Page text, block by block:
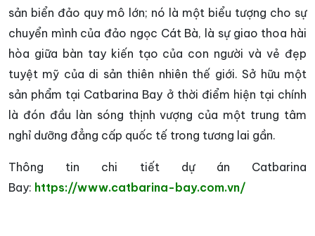
sản biển đảo quy mô lớn; nó là một biểu tượng cho sự
chuyển mình của đảo ngọc Cát Bà, là sự giao thoa hài
hòa giữa bàn tay kiến tạo của con người và vẻ đẹp
tuyệt mỹ của di sản thiên nhiên thế giới. Sở hữu một
sản phẩm tại Catbarina Bay ở thời điểm hiện tại chính
là đón đầu làn sóng thịnh vượng của một trung tâm
nghỉ dưỡng đẳng cấp quốc tế trong tương lai gần.
Thông tin chi tiết dự án Catbarina
Bay: https://www.catbarina-bay.com.vn/